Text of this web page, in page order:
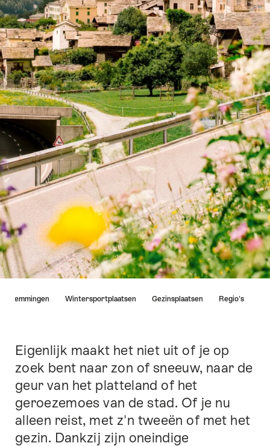
rechtstreeks
leiden
naar
de
ankerpunten
op
deze
pagina.
Wintersportplaatsen Gezinsplaatsen Regio's
Inleiding
Eigenlijk maakt het niet uit of je op
zoek bent naar zon of sneeuw, naar de
geur van het platteland of het
geroezemoes van de stad. Of je nu
alleen reist, met z'n tweeën of met het
gezin. Dankzij zijn oneindige